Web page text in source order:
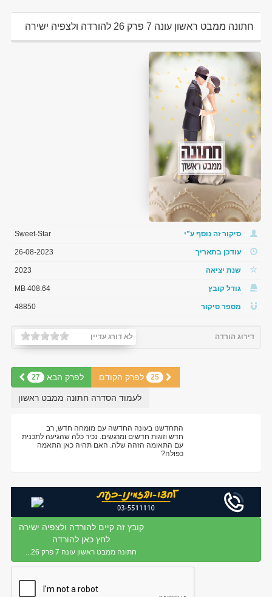
חתונה ממבט ראשון עונה 7 פרק 26 להורדה ולצפיה ישירה
סיקור זה נוסף ע"י Sweet-Star
עודכן בתאריך 26-08-2023
שנת יציאה 2023
גודל קובץ 408.64 MB
מספר סיקור 48850
לא דורג עדיין דירוג הורדה
לפרק הבא 27 25 לפרק הקודם
לעמוד הסדרה חתונה ממבט ראשון
התחדשנו בעונה החדשה עם מומחה חדש, רב
חדש וזוגות חדשים ומרגשים. נכיר כלה שהגיעה לתכנית
עם התאומה הזהה שלה. האם תהיה כאן התאמה
כפולה?
קובץ זה קיים להורדה ולצפיה ישירה
לחץ כאן להורדה
חתונה ממבט ראשון עונה 7 פרק 26...